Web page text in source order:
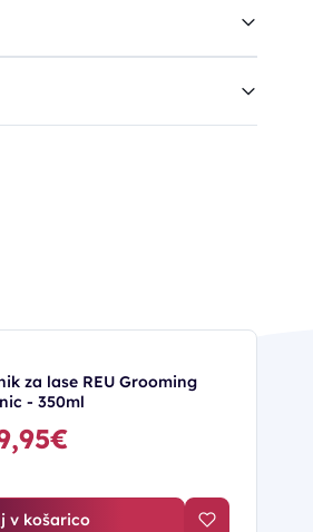
za lase REU Grooming
- 350ml
v košarico